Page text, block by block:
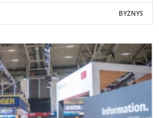
BYZNYS